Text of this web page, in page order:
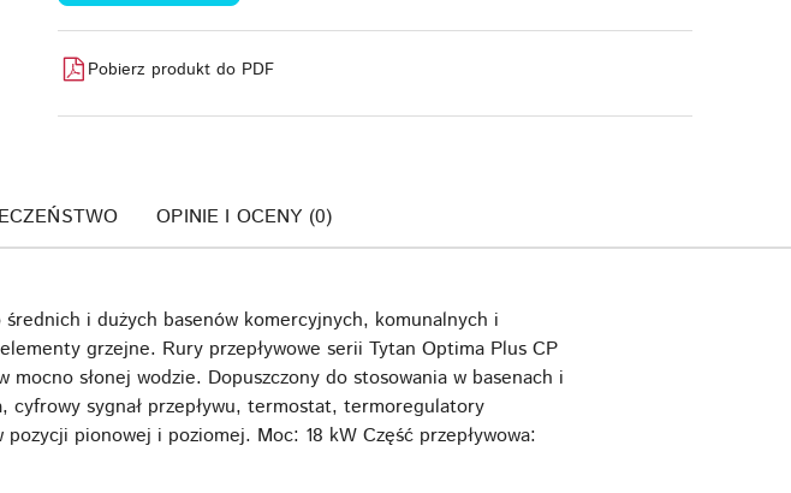
Pobierz produkt do PDF
OPINIE I OCENY (0)
i dużych basenów komercyjnych, komunalnych i
grzejne. Rury przepływowe serii Tytan Optima Plus CP
słonej wodzie. Dopuszczony do stosowania w basenach i
cyfrowy sygnał przepływu, termostat, termoregulatory
pionowej i poziomej. Moc: 18 kW Część przepływowa: